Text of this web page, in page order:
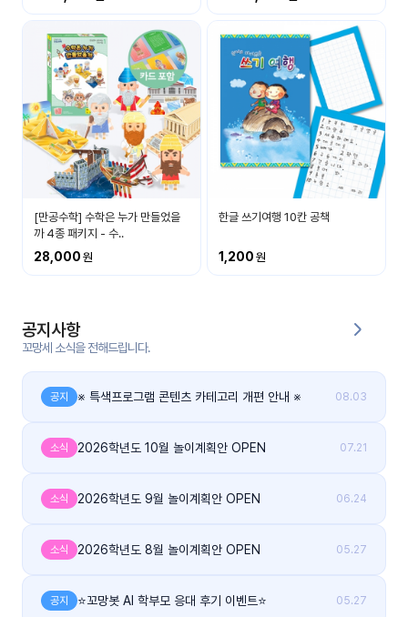
공지
사항
이벤
들의
이야
게시
판
그
[만공수학] 수학은 누가 만들었을
까 4종 패키지 - 수..
28,000
한글 쓰기여행 10칸 공책
1,200
공지사항
꼬망세 소식을 전해드립니다.
공지 ※ 특색프로그램 콘텐츠 카테고리 개편 안내 ※ 08.03
소식 2026학년도 10월 놀이계획안 OPEN 07.21
소식 2026학년도 9월 놀이계획안 OPEN 06.24
소식 2026학년도 8월 놀이계획안 OPEN 05.27
공지 ⭐꼬망봇 AI 학부모 응대 후기 이벤트⭐ 05.27